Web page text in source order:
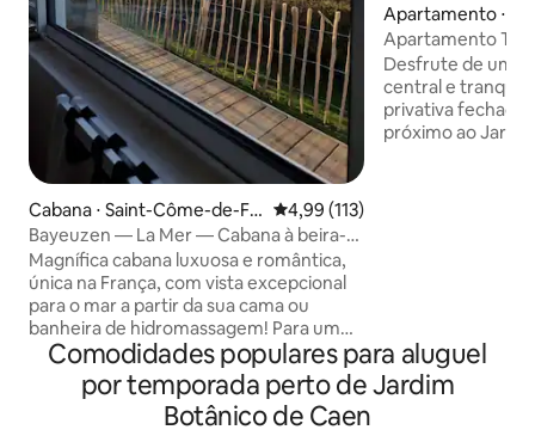
Cabana ⋅ Saint-Côme-de-Fr
esné
4,99 de uma avaliação média de
4,99 (113)
Bayeuzen — La Mer — Cabana à beira-
mar com vista para o mar 180°
Magnífica cabana luxuosa e romântica,
única na França, com vista excepcional
para o mar a partir da sua cama ou
banheira de hidromassagem! Para um
pedido de casamento ou uma noite
mágica fora do tempo, este lugar lhe
dará o desejo... de ficar lá. Momento de
Cocooning garantido. Todo o conforto
Apartamento ⋅
Apartamento T2
Desfrute de uma
central e
privativa
próximo ao
Residência
fornecida:
Comodidades populares para aluguel
por temporada perto de Jardim
Botânico de Caen